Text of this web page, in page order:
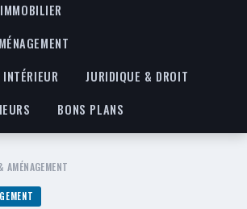
IMMOBILIER
JURIDIQUE & DROIT
BONS PLANS
AMÉNAGEMENT